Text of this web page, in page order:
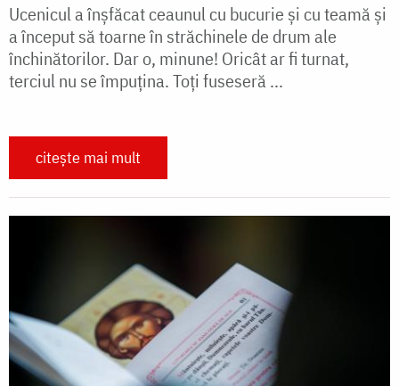
Ucenicul a înşfăcat ceaunul cu bucurie şi cu teamă şi
a început să toarne în străchinele de drum ale
închinătorilor. Dar o, minune! Oricât ar fi turnat,
terciul nu se împuţina. Toţi fuseseră ...
citește mai mult